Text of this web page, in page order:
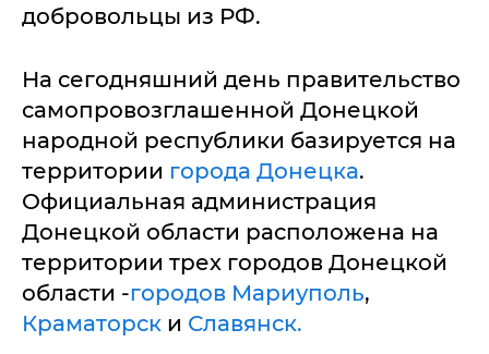
добровольцы из РФ.
На сегодняшний день правительство
самопровозглашенной Донецкой
народной республики базируется на
территории города Донецка.
Официальная администрация
Донецкой области расположена на
территории трех городов Донецкой
области -городов Мариуполь,
Краматорск и Славянск.